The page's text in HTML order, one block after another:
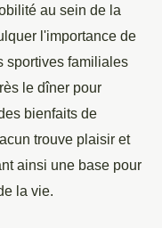
au sein de la
l'importance de
sportives familiales
le dîner pour
bienfaits de
trouve plaisir et
ainsi une base pour
la vie.